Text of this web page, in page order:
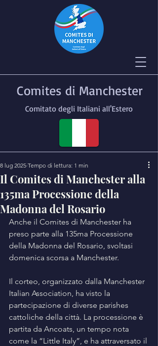
Comites di Manchester
Comitato degli Italiani all'Estero
Il Comites di Manchester alla
135ma Processione della
Madonna del Rosario
8 lug 2025 Tempo di lettura: 1 min
Anche il Comites di Manchester ha
preso parte alla 135ma Processione
della Madonna del Rosario, svoltasi
domenica scorsa a Manchester.
Il corteo, organizzato dalla Manchester
Italian Association, ha visto la
partecipazione di diverse parishes
cattoliche della città. La processione è
partita da Ancoats, un tempo nota
come la “Little Italy”, e ha attraversato il